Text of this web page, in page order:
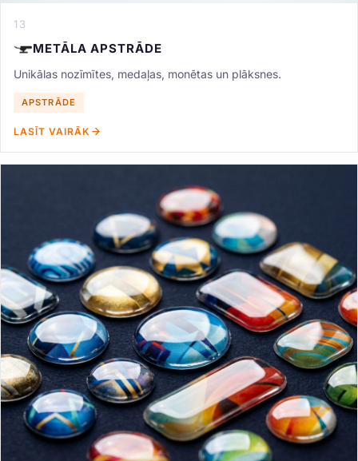
13
METĀLA APSTRĀDE
Unikālas nozīmītes, medaļas, monētas un plāksnes.
APSTRĀDE
LASĪT VAIRĀK